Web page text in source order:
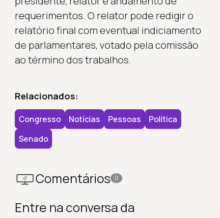
requerimentos. O relator pode redigir o
relatório final com eventual indiciamento
de parlamentares, votado pela comissão
ao término dos trabalhos.
Relacionados:
Congresso Notícias Pessoas
Política
Senado
Comentários 0
Entre na conversa da